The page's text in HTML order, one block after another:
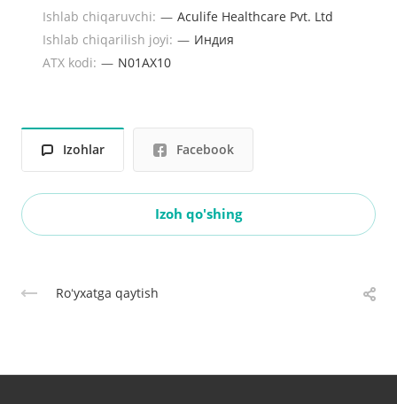
Ishlab chiqaruvchi: — Aculife Healthcare Pvt. Ltd
Ishlab chiqarilish joyi: — Индия
ATX kodi: — N01AX10
Izohlar Facebook
Izoh qo'shing
Roʻyxatga qaytish